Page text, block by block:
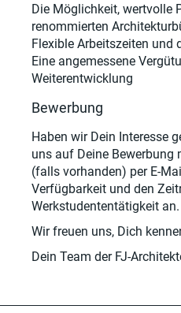
Die Möglichkeit, wertvolle
renommierten
Flexible Arbeitszeiten und
Eine angemessene
Weiterentwicklung
Bewerbung
Haben wir Dein Interesse
uns auf Deine
(falls vorhanden) per E-
Verfügbarkeit und den
Werkstudententätigkeit an.
Wir freuen uns, Dich
Dein Team der FJ-